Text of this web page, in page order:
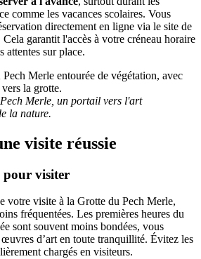
comme les vacances scolaires. Vous
directement en ligne via le site de
garantit l'accès à votre créneau horaire
attentes sur place.
Merle, un portail vers l'art
la nature.
visite réussie
pour visiter
votre visite à la Grotte du Pech Merle,
fréquentées. Les premières heures du
sont souvent moins bondées, vous
d’art en toute tranquillité. Évitez les
chargés en visiteurs.